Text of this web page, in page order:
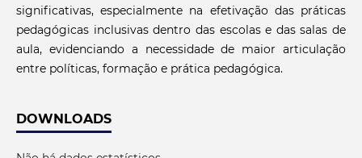
significativas, especialmente na efetivação das práticas
pedagógicas inclusivas dentro das escolas e das salas de
aula, evidenciando a necessidade de maior articulação
entre políticas, formação e prática pedagógica.
DOWNLOADS